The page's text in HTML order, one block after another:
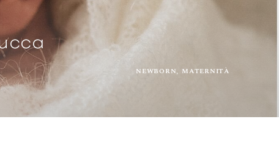
NEWBORN MATERNITÀ